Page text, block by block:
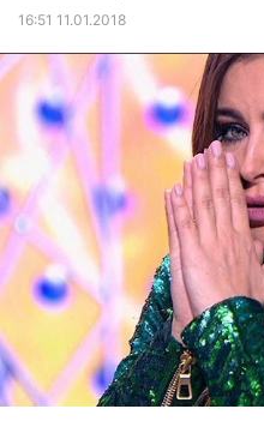
16:51 11.01.2018